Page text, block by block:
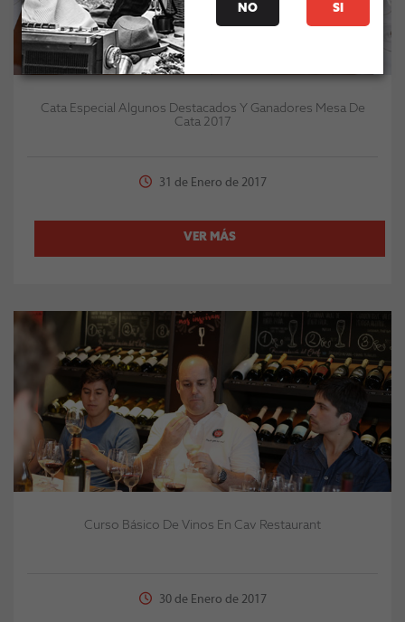
Cata Especial Algunos Destacados Y Ganadores Mesa De
Cata 2017
31 de Enero de 2017
VER MÁS
Curso Básico De Vinos En Cav Restaurant
30 de Enero de 2017
NO SI